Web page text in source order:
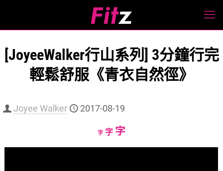
[JoyeeWalker行山系列] 3分鐘行完
輕鬆舒服《青衣自然徑》
Joyee Walker 2017-08-19
字Decrease
字Reset
字Increase